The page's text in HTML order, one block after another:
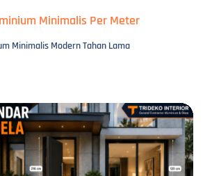
Minimalis Per Meter
Minimalis Modern Tahan Lama